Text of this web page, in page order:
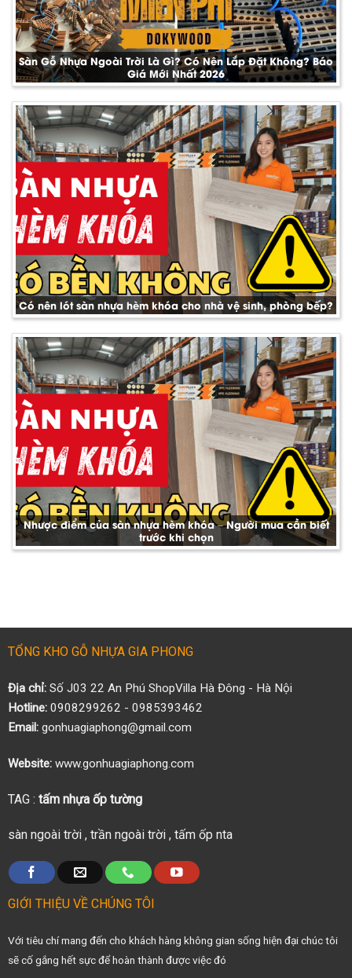
Sàn Gỗ Nhựa Ngoài Trời Là Gì? Có Nên Lắp Đặt Không? Báo
Giá Mới Nhất 2026
Có nên lót sàn nhựa hèm khóa cho nhà vệ sinh, phòng bếp?
Nhược điểm của sàn nhựa hèm khóa – Người mua cần biết
trước khi chọn
TỔNG KHO GỖ NHỰA GIA PHONG
Địa chỉ:Số J03 22 An Phú ShopVilla Hà Đông - Hà Nội
Hotline:0908299262 - 0985393462
Email:gonhuagiaphong@gmail.com
Website:www.gonhuagiaphong.com
TAG : tấm nhựa ốp tường
sàn ngoài trời, trần ngoài trời, tấm ốp nta
GIỚI THIỆU VỀ CHÚNG TÔI
Với tiêu chí mang đến cho khách hàng không gian sống hiện đại chúc tôi
sẽ cố gắng hết sực để hoàn thành được việc đó